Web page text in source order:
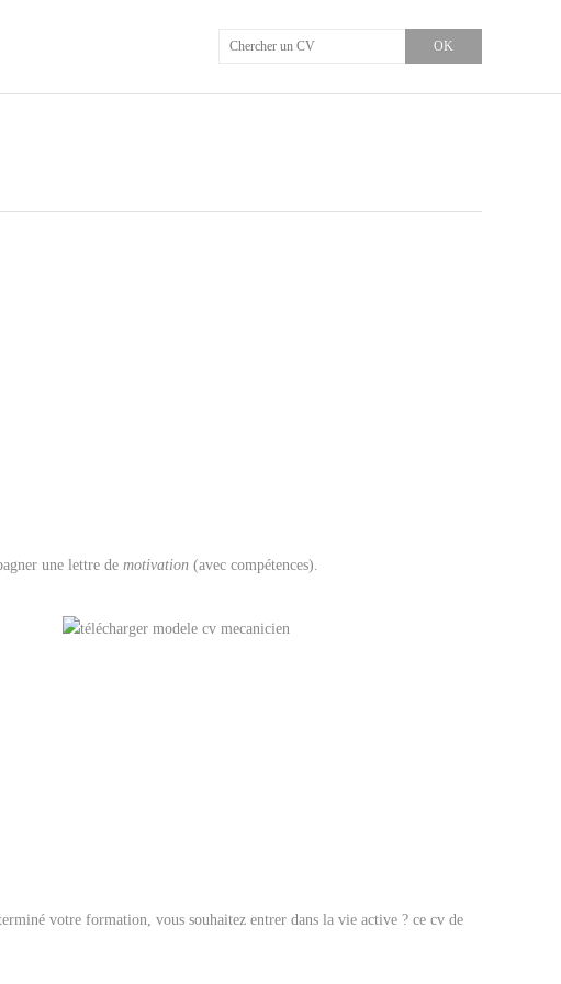
une lettre demotivation (avec compétences).
votre formation, vous souhaitez entrer dans la vie active ? ce cv de